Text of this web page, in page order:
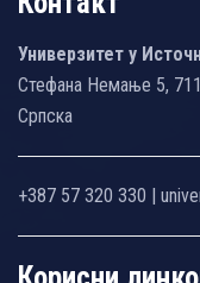
Универзитет у
Стефана Немање 5,
Српска
+387 57 320 330 |